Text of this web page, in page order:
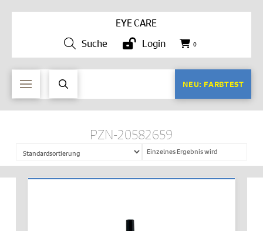
EYE CARE
Suche
Login 0
NEU: FARBTEST
PZN-20582659
Einzelnes Ergebnis wird
angezeigt